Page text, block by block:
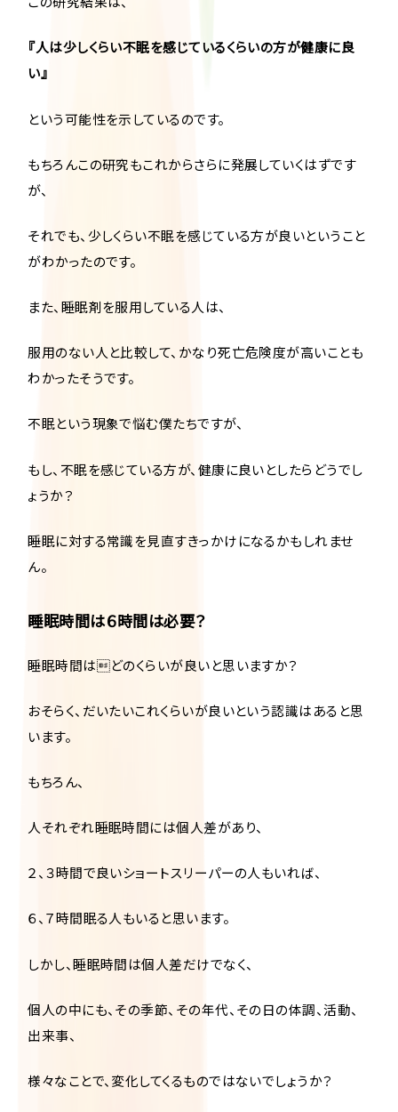
『人は少しくらい不眠を感じているくらいの方が健康に良
い』
という可能性を示しているのです。
もちろんこの研究もこれからさらに発展していくはずです
が、
それでも、少しくらい不眠を感じている方が良いということ
がわかったのです。
また、睡眠剤を服用している人は、
服用のない人と比較して、かなり死亡危険度が高いことも
わかったそうです。
不眠という現象で悩む僕たちですが、
もし、不眠を感じている方が、健康に良いとしたらどうでし
ょうか？
睡眠に対する常識を見直すきっかけになるかもしれませ
ん。
睡眠時間は６時間は必要？
睡眠時間はどのくらいが良いと思いますか？
おそらく、だいたいこれくらいが良いという認識はあると思
います。
もちろん、
人それぞれ睡眠時間には個人差があり、
２、３時間で良いショートスリーパーの人もいれば、
６、７時間眠る人もいると思います。
しかし、睡眠時間は個人差だけでなく、
個人の中にも、その季節、その年代、その日の体調、活動、
出来事、
様々なことで、変化してくるものではないでしょうか？